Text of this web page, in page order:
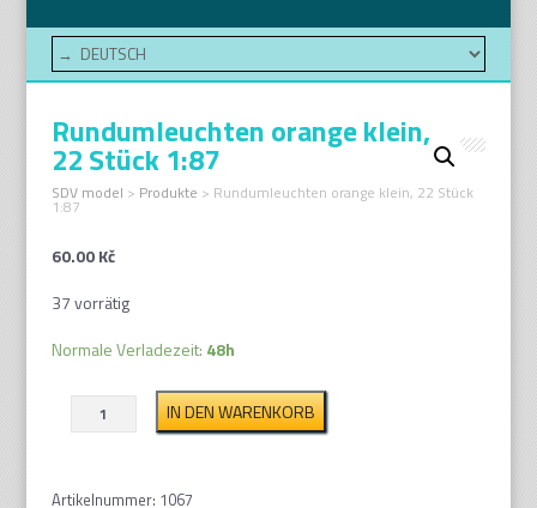
Rundumleuchten orange klein,
22 Stück 1:87
SDV model > Produkte > Rundumleuchten orange klein, 22 Stück
1:87
60.00Kč
37 vorrätig
Normale Verladezeit: 48h
Rundumleuchten
orange
22
IN DEN WARENKORB
Artikelnummer: 1067